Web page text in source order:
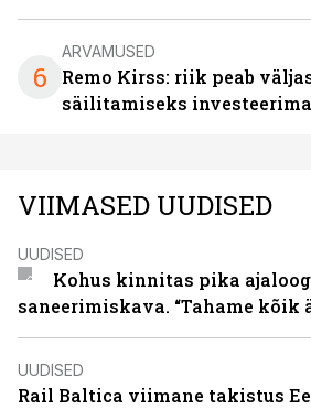
6
ARVAMUSED
Remo Kirss: riik peab
säilitamiseks
VIIMASED UUDISED
UUDISED
Kohus kinnitas pika
saneerimiskava. “Tahame kõik
UUDISED
Rail Baltica viimane takistus